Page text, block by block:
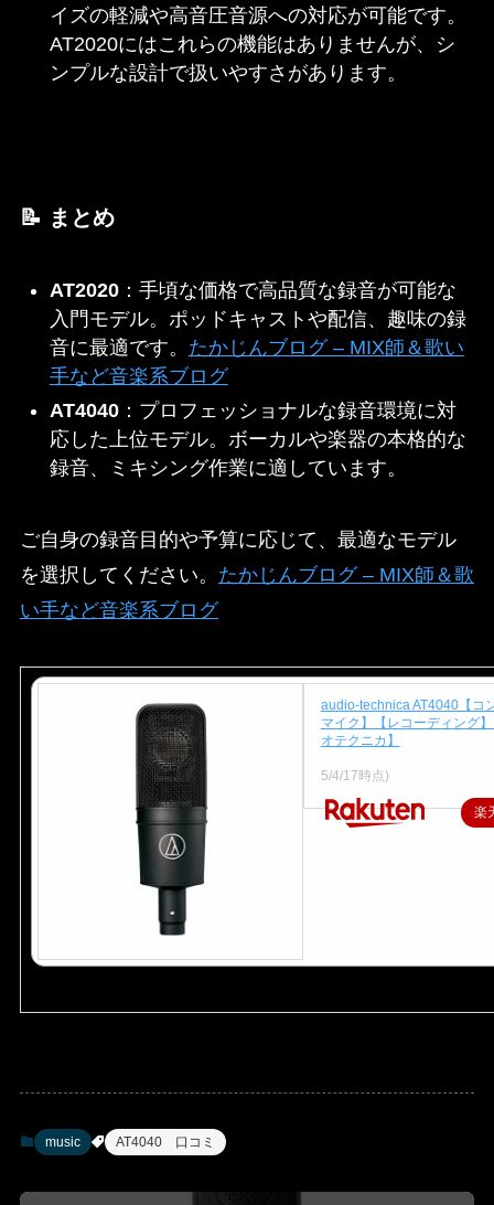
イズの軽減や高音圧音源への対応が可能です。
AT2020にはこれらの機能はありませんが、シ
ンプルな設計で扱いやすさがあります。​
📝 まとめ
AT2020：​手頃な価格で高品質な録音が可能な
入門モデル。ポッドキャストや配信、趣味の録
音に最適です。​ たかじんブログ – MIX師＆歌い
手など音楽系ブログ
AT4040：​プロフェッショナルな録音環境に対
応した上位モデル。ボーカルや楽器の本格的な
録音、ミキシング作業に適しています。​
ご自身の録音目的や予算に応じて、最適なモデル
を選択してください。​ たかじんブログ – MIX師＆歌
い手など音楽系ブログ
audio-technica AT4040【コ
マイク】【レコーディング
オテクニカ】
5/4/17時点)
楽
music AT4040 口コミ